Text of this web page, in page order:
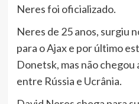
Neres foi oficializado.
Neres de 25 anos, surgiu
para o Ajax e por último
Donetsk, mas não
entre Rússia e Ucrânia.